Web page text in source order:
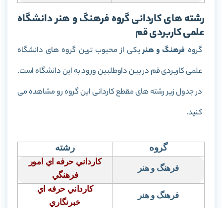
رشته های کاردانی گروه فرهنگ و هنر دانشگاه
علمی کاربردی قم
گروه فرهنگ و هنریکی از محبوب ترین گروه های دانشگاه
علمی کاربردی قم در بین داوطلبین ورود به این دانشگاه است.
در جدول زیر رشته های مقطع کاردانی این گروه رو مشاهده می
کنید.
گروه رشته
فرهنگ و هنر
كارداني حرفه اي امور
فرهنگي
فرهنگ و هنر
كارداني حرفه اي
خبرنگاري